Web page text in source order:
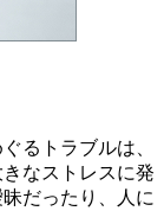
るトラブルは、
なストレスに発
だったり、人に